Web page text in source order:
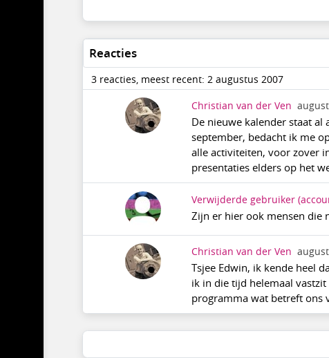
Reacties
3 reacties, meest recent: 2 augustus 2007
Christian van der Ven
De nieuwe kalender staat al
september, bedacht ik me
alle activiteiten, voor zover
presentaties elders op het
Verwijderde gebruiker
Zijn er hier ook mensen die
Christian van der Ven
Tsjee Edwin, ik kende heel
ik in die tijd helemaal
programma wat betreft ons